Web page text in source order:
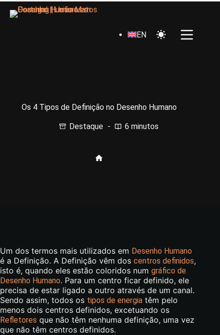
EN
Os 4 Tipos de Definição no Desenho Humano
Destaque 6 minutos
Um dos termos mais utilizados em Desenho Humano
é a Definição. A Definição vêm dos centros definidos,
isto é, quando eles estão coloridos num gráfico de
Desenho Humano. Para um centro ficar definido, ele
precisa de estar ligado a outro através de um canal.
Sendo assim, todos os tipos de energia têm pelo
menos dois centros definidos, excetuando os
Refletores que não têm nenhuma definição, uma vez
que não têm centros definidos.